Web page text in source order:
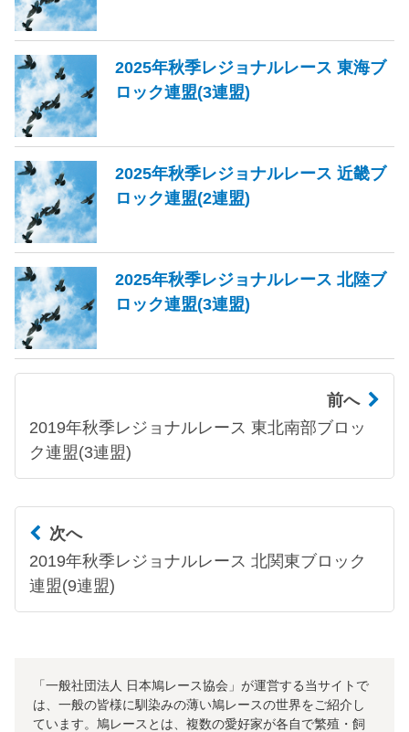
2025年秋季レジョナルレース 東海ブ
ロック連盟(3連盟)
2025年秋季レジョナルレース 近畿ブ
ロック連盟(2連盟)
2025年秋季レジョナルレース 北陸ブ
ロック連盟(3連盟)
前へ
2019年秋季レジョナルレース 東北南部ブロッ
ク連盟(3連盟)
次へ
2019年秋季レジョナルレース 北関東ブロック
連盟(9連盟)
「一般社団法人 日本鳩レース協会」が運営する当サイトで
は、一般の皆様に馴染みの薄い鳩レースの世界をご紹介し
ています。鳩レースとは、複数の愛好家が各自で繁殖・飼